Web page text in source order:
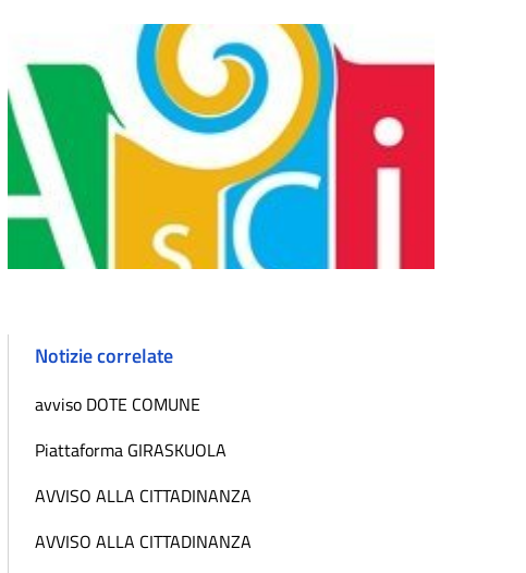
Notizie correlate
avviso DOTE COMUNE
Piattaforma GIRASKUOLA
AVVISO ALLA CITTADINANZA
AVVISO ALLA CITTADINANZA